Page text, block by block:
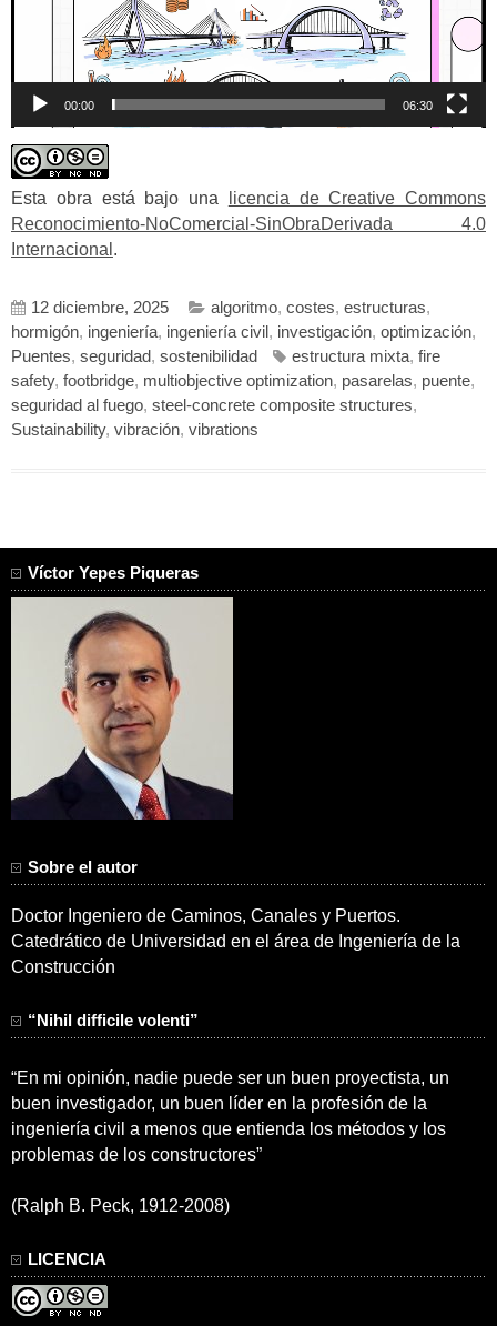
00:00 06:30
Esta obra está bajo una
licencia de Creative Commons
Reconocimiento-NoComercial-SinObraDerivada 4.0
Internacional .
12 diciembre, 2025 algoritmo, costes, estructuras,
hormigón, ingeniería, ingeniería civil , investigación, optimización,
Puentes, seguridad, sostenibilidad estructura mixta, fire
safety, footbridge, multiobjective optimization, pasarelas, puente,
seguridad al fuego, steel-concrete composite structures,
Sustainability, vibración, vibrations
Víctor Yepes Piqueras
Sobre el autor
Doctor Ingeniero de Caminos, Canales y Puertos.
Catedrático de Universidad en el área de Ingeniería de la
Construcción
“Nihil difficile volenti”
“En mi opinión, nadie puede ser un buen proyectista, un
buen investigador, un buen líder en la profesión de la
ingeniería civil a menos que entienda los métodos y los
problemas de los constructores”
(Ralph B. Peck, 1912-2008)
LICENCIA